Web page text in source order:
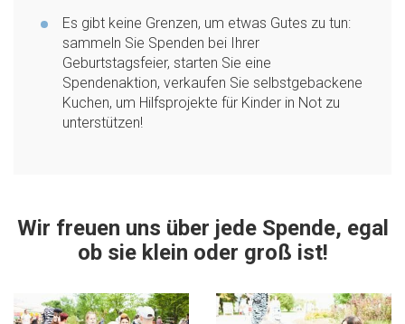
Es gibt keine Grenzen, um etwas Gutes zu tun:
sammeln Sie Spenden bei Ihrer
Geburtstagsfeier, starten Sie eine
Spendenaktion, verkaufen Sie selbstgebackene
Kuchen, um Hilfsprojekte für Kinder in Not zu
unterstützen!
Wir freuen uns über jede Spende, egal
ob sie klein oder groß ist!